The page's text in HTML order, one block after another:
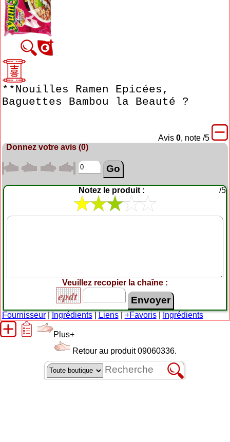
**Nouilles Ramen Epicées,
Baguettes Bambou la Beauté ?
Avis0, note/5
Donnez votre avis (0)
Notez le produit : /5
Veuillez recopier la chaîne :
Fournisseur|Ingrédients|Liens|+Favoris|Ingrédients
Plus+
Retour au produit 09060336.